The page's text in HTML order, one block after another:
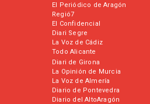
El Periódico de Aragón
Regió7
El Confidencial
Diari Segre
La Voz de Cádiz
Todo Alicante
Diari de Girona
La Opinión de Murcia
La Voz de Almería
Diario de Pontevedra
Diario del AltoAragón